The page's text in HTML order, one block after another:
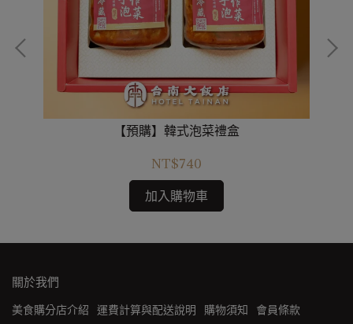
【預購】韓式泡菜禮盒
NT$740
加入購物車
關於我們
美食購分店介紹 運費計算與配送說明 購物須知
會員條款